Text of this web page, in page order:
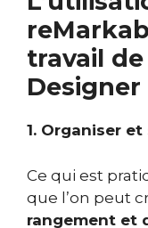
travail
Designer
1. Organiser
Ce qui est
que l’on peut
rangement et